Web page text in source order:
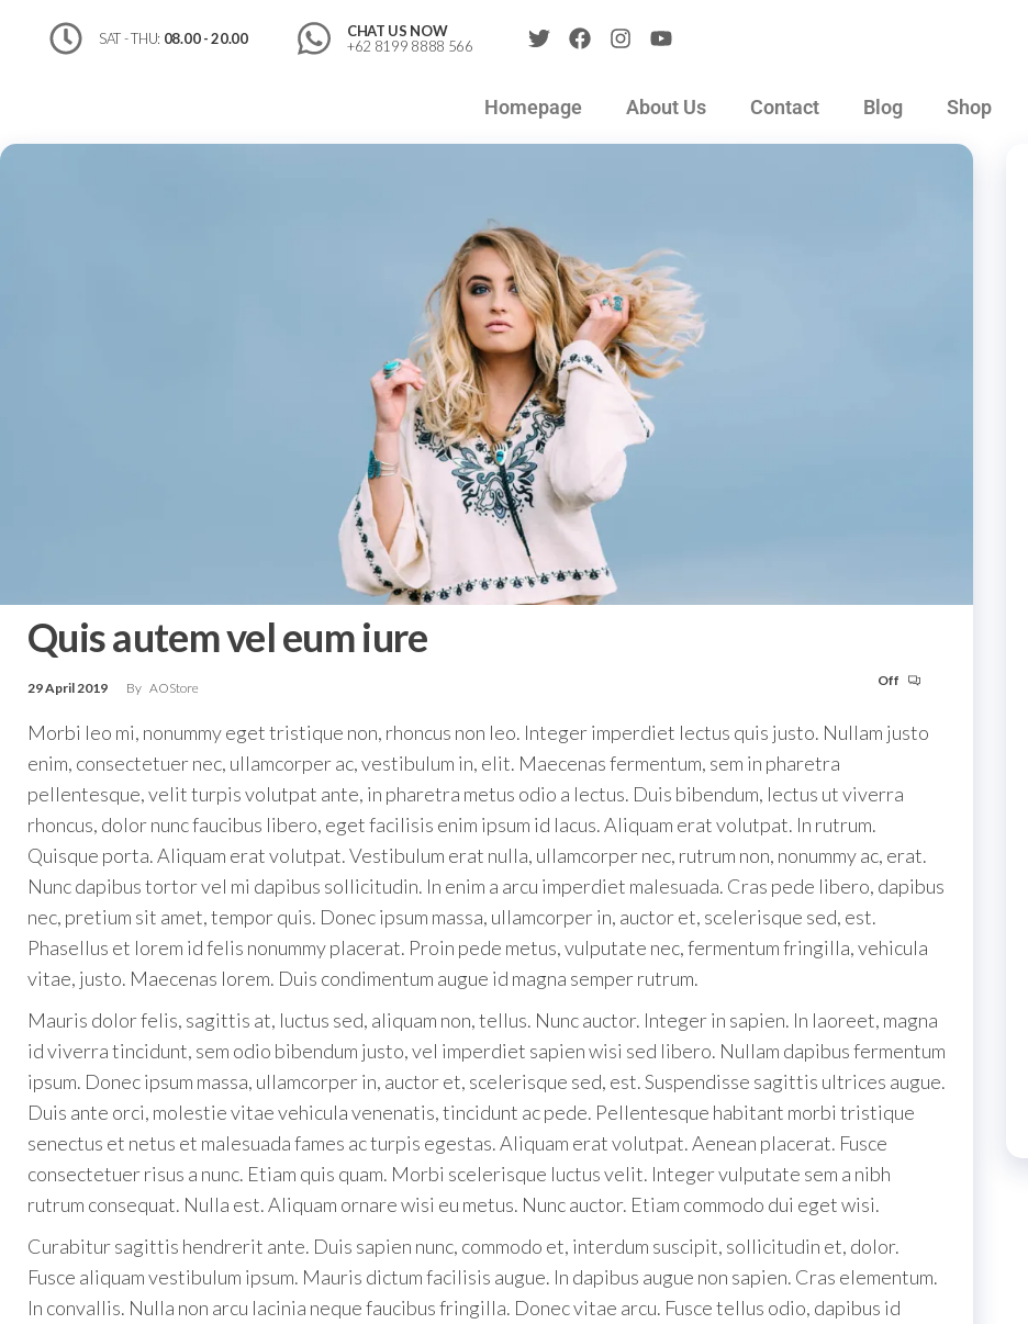
SAT - THU: 08.00 - 20.00
CHAT US NOW
+62 8199 8888 566
Homepage About Us Contact Blog Shop
Quis autem vel eum iure
29 April 2019 By AOStore Off
Morbi leo mi, nonummy eget tristique non, rhoncus non leo. Integer imperdiet lectus quis justo. Nullam justo
enim, consectetuer nec, ullamcorper ac, vestibulum in, elit. Maecenas fermentum, sem in pharetra
pellentesque, velit turpis volutpat ante, in pharetra metus odio a lectus. Duis bibendum, lectus ut viverra
rhoncus, dolor nunc faucibus libero, eget facilisis enim ipsum id lacus. Aliquam erat volutpat. In rutrum.
Quisque porta. Aliquam erat volutpat. Vestibulum erat nulla, ullamcorper nec, rutrum non, nonummy ac, erat.
Nunc dapibus tortor vel mi dapibus sollicitudin. In enim a arcu imperdiet malesuada. Cras pede libero, dapibus
nec, pretium sit amet, tempor quis. Donec ipsum massa, ullamcorper in, auctor et, scelerisque sed, est.
Phasellus et lorem id felis nonummy placerat. Proin pede metus, vulputate nec, fermentum fringilla, vehicula
vitae, justo. Maecenas lorem. Duis condimentum augue id magna semper rutrum.
Mauris dolor felis, sagittis at, luctus sed, aliquam non, tellus. Nunc auctor. Integer in sapien. In laoreet, magna
id viverra tincidunt, sem odio bibendum justo, vel imperdiet sapien wisi sed libero. Nullam dapibus fermentum
ipsum. Donec ipsum massa, ullamcorper in, auctor et, scelerisque sed, est. Suspendisse sagittis ultrices augue.
Duis ante orci, molestie vitae vehicula venenatis, tincidunt ac pede. Pellentesque habitant morbi tristique
senectus et netus et malesuada fames ac turpis egestas. Aliquam erat volutpat. Aenean placerat. Fusce
consectetuer risus a nunc. Etiam quis quam. Morbi scelerisque luctus velit. Integer vulputate sem a nibh
rutrum consequat. Nulla est. Aliquam ornare wisi eu metus. Nunc auctor. Etiam commodo dui eget wisi.
Curabitur sagittis hendrerit ante. Duis sapien nunc, commodo et, interdum suscipit, sollicitudin et, dolor.
Fusce aliquam vestibulum ipsum. Mauris dictum facilisis augue. In dapibus augue non sapien. Cras elementum.
In convallis. Nulla non arcu lacinia neque faucibus fringilla. Donec vitae arcu. Fusce tellus odio, dapibus id